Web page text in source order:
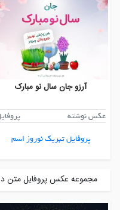
آرزو جان سال نو مبارک
عکس نوشته
پروفایل تبریک نوروز اسم
مجموعه عکس پروفایل متن